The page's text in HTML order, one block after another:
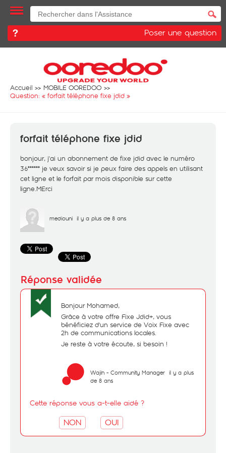
Poser une question
Accueil
MOBILE OOREDOO
Question: « forfait téléphone fixe jdid »
forfait téléphone fixe jdid
bonjour, j'ai un abonnement de fixe jdid avec le numéro
36****** je veux savoir si je peux faire des appels en utilisant
cet ligne et le forfait par mois disponible sur cette
ligne.MErci
mediouni il y a plus de 8 ans
Bonjour Mohamed,
Grâce à votre offre Fixe Jdid+, vous
bénéficiez d'un service de Voix Fixe avec
2h de communications locales.
Je reste à votre écoute, si besoin !
Wajih - Community Manager il y a plus
de 8 ans
Cette réponse vous a-t-elle aidé ?
NON OUI